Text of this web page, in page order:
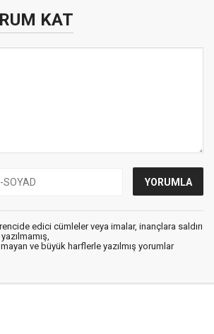
KAT
edici cümleler veya imalar, inançlara saldırı
ve büyük harflerle yazılmış yorumlar